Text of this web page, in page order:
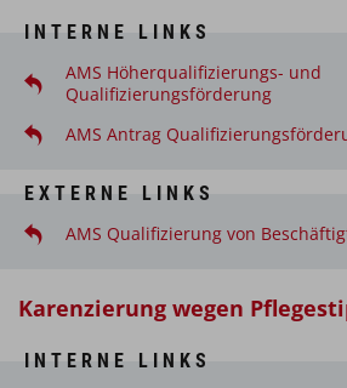
Anleitungssituationen planen,
Lernprozesse initiieren und
Modelle situativen Lernens unter
umsetzen
Lernprobleme und Konflikte
neuen Berufsrolle als
INTERNE LINKS
AMS Höherqualifizierungs- und
Qualifizierungsförderung
AMS Antrag
EXTERNE LINKS
AMS Qualifizierung von
Karenzierung wegen
INTERNE LINKS